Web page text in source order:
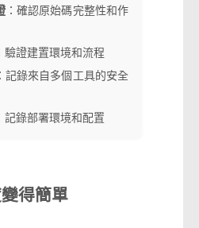
：確認原始碼完整性和作
驗證建置環境和流程
：記錄來自多個工具的安全
記錄部署環境和配置
得簡單